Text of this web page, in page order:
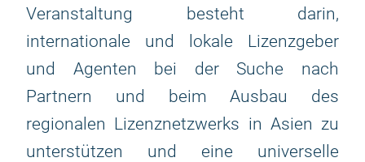
Veranstaltung besteht darin,
internationale und lokale Lizenzgeber
und Agenten bei der Suche nach
Partnern und beim Ausbau des
regionalen Lizenznetzwerks in Asien zu
unterstützen und eine universelle